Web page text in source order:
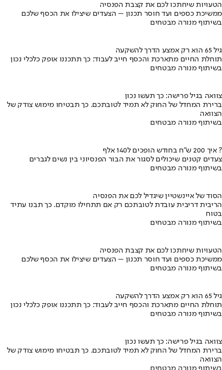
הטעויות שיחתכו לכם את קצבת הפנסיה
ממשיכת כספים ועד חוסר תכנון – הצעדים שיצילו את הכסף שלכם
בשיתוף מנורה מבטחים
גיל 65 הוא רק אמצע הדרך להשקעה
תוחלת החיים מתארכת והכסף חייב לעבוד: כך תתכננו אופק כלכלי נכון
בשיתוף מנורה מבטחים
צוואה בגיל פרישה: כך תעשו נכון
ברירת המחדל של החוק לא תמיד לטובתכם. כך תבטיחו מימוש צודק של
הצוואה
בשיתוף מנורה מבטחים
איך 200 ש"ח בחודש הופכים ל140 אלף ?
צעדים קטנים שיכולים לסגור את הבור הפנסיוני בין נשים לגברים
בשיתוף מנורה מבטחים
הסוד של איינשטיין שיגדיל לכם את הפנסיה
הריבית דריבית עובדת לטובתכם רק אם תתחילו מוקדם. כך תבנו עתיד
בטוח
בשיתוף מנורה מבטחים
הטעויות שיחתכו לכם את קצבת הפנסיה
ממשיכת כספים ועד חוסר תכנון – הצעדים שיצילו את הכסף שלכם
בשיתוף מנורה מבטחים
גיל 65 הוא רק אמצע הדרך להשקעה
תוחלת החיים מתארכת והכסף חייב לעבוד: כך תתכננו אופק כלכלי נכון
בשיתוף מנורה מבטחים
צוואה בגיל פרישה: כך תעשו נכון
ברירת המחדל של החוק לא תמיד לטובתכם. כך תבטיחו מימוש צודק של
הצוואה